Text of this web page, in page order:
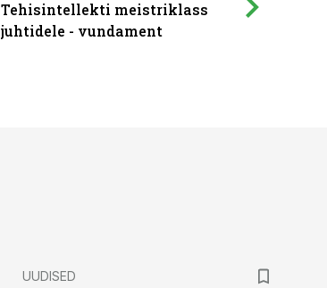
Tehisintellekti meistriklass
juhtidele - vundament
UUDISED